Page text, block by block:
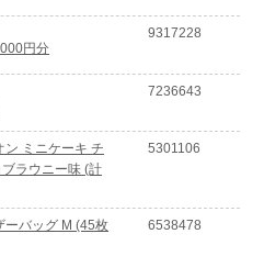
円分
9317228
7236643
ン ミニケーキ チ
ラウニー味 (計
5301106
ーバッグ M (45枚
6538478